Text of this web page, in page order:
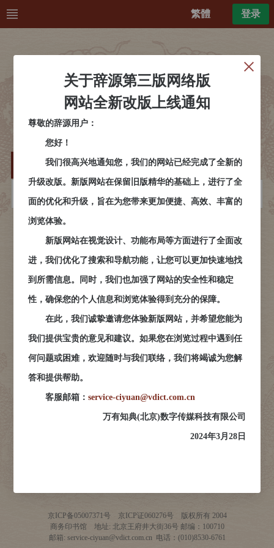
繁體 登录
检索 古音 部首 笔画 书证
检索
京ICP备05007371号 京ICP证060276号 版权所有 2004
商务印书馆 地址: 北京王府井大街36号 邮编 ：100710
邮箱: service-ciyuan@vdict.com.cn 电话：(010)8530-6761
关于辞源第三版网络版
网站全新改版上线通知
尊敬的辞源用户：
您好！
我们很高兴地通知您，我们的网站已经完成了全新的
升级改版。新版网站在保留旧版精华的基础上，进行了全
面的优化和升级，旨在为您带来更加便捷、高效、丰富的
浏览体验。
新版网站在视觉设计、功能布局等方面进行了全面改
进，我们优化了搜索和导航功能，让您可以更加快速地找
到所需信息。同时，我们也加强了网站的安全性和稳定
性，确保您的个人信息和浏览体验得到充分的保障。
在此，我们诚挚邀请您体验新版网站，并希望您能为
我们提供宝贵的意见和建议。如果您在浏览过程中遇到任
何问题或困难，欢迎随时与我们联络，我们将竭诚为您解
答和提供帮助。
客服邮箱：service-ciyuan@vdict.com.cn
万有知典(北京)数字传媒科技有限公司
2024年3月28日